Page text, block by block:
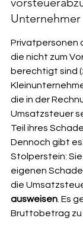
Unternehmer
Privatpersonen
die nicht zum
berechtigt sind
die in der
Umsatzsteuer
Teil ihres
Dennoch gibt
Stolperstein:
eigenen
die
ausweisen . Es
Bruttobetrag zu